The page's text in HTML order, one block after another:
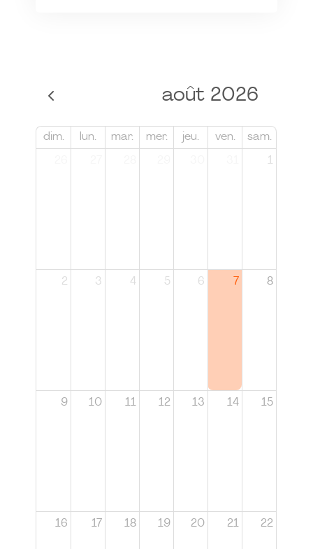
août 2026
dim. lun. mar. mer. jeu. ven. sam.
1
2 3 4 5 6 7 8
9 10 11 12 13 14 15
16 17 18 19 20 21 22